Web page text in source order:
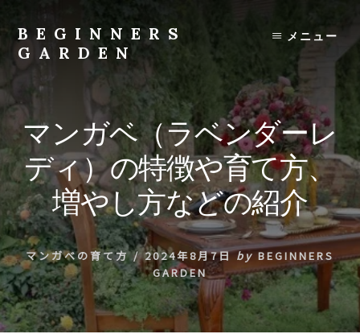
content
BEGINNERS
GARDEN
の
種
類
や
育
て
方
の
紹
介
を
行
メニュー
マンガベ（ラベンダーレ
ディ）の特徴や育て方、
増やし方などの紹介
マンガべの育て方/ 2024年8月7日 by BEGINNERS
GARDEN